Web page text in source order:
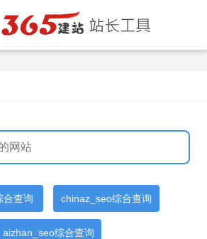
合查询 chinaz_seo综合查询
aizhan_seo综合查询